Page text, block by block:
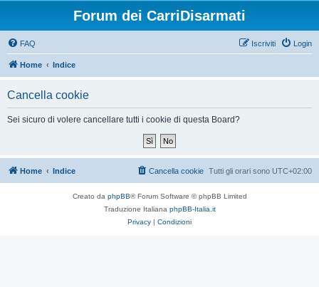
Forum dei CarriDisarmati
FAQ Login
Iscriviti
Home Indice
Cancella cookie
Sei sicuro di volere cancellare tutti i cookie di questa Board?
Home Indice Tutti gli orari sono UTC+02:00
Cancella cookie
Creato da phpBB® Forum Software © phpBB Limited
Traduzione Italiana phpBB-Italia.it
Privacy | Condizioni